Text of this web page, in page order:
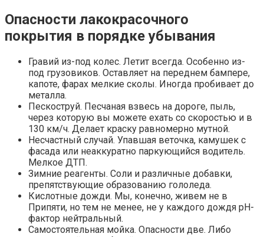
Опасности лакокрасочного
покрытия в порядке убывания
Гравий из-под колес. Летит всегда. Особенно из-
под грузовиков. Оставляет на переднем бампере,
капоте, фарах мелкие сколы. Иногда пробивает до
металла.
Пескоструй. Песчаная взвесь на дороге, пыль,
через которую вы можете ехать со скоростью и в
130 км/ч. Делает краску равномерно мутной.
Несчастный случай. Упавшая веточка, камушек с
фасада или неаккуратно паркующийся водитель.
Мелкое ДТП.
Зимние реагенты. Соли и различные добавки,
препятствующие образованию гололеда.
Кислотные дожди. Мы, конечно, живем не в
Припяти, но тем не менее, не у каждого дождя pH-
фактор нейтральный.
Самостоятельная мойка. Опасности две. Либо